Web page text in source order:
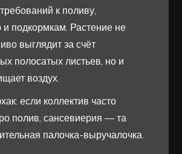
к поливу,
подкормкам. Растение не
выглядит за счёт
полосатых листьев, но и
воздух.
если коллектив часто
полив, сансевиерия — та
палочка-выручалочка.